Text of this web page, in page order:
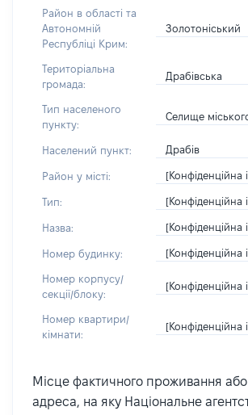
Район в області та
Автономній
Республіці Крим:
Золотоніський
Територіальна
громада:
Драбівська
Тип населеного
пункту:
Селище
Населений пункт: Драбів
Район у місті: [Конфіденційна
Тип: [Конфіденційна
Назва: [Конфіденційна
Номер будинку: [Конфіденційна
Номер корпусу/
секції/блоку:
[Конфіденційна
Номер квартири/
кімнати:
[Конфіденційна
Місце фактичного проживання
адреса, на яку Національне